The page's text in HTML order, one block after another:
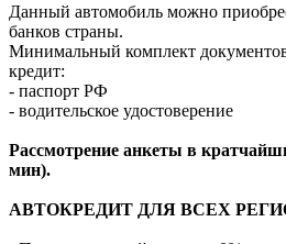
Данный автомобиль можно
банков страны.
Минимальный комплект
кредит:
- паспорт РФ
- водительское удостоверение
Рассмотрение анкеты в
мин).
АВТОКРЕДИТ ДЛЯ ВСЕХ